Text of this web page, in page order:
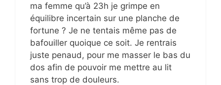
ma femme qu’à 23h je grimpe en
équilibre incertain sur une planche de
fortune ? Je ne tentais même pas de
bafouiller quoique ce soit. Je rentrais
juste penaud, pour me masser le bas du
dos afin de pouvoir me mettre au lit
sans trop de douleurs.